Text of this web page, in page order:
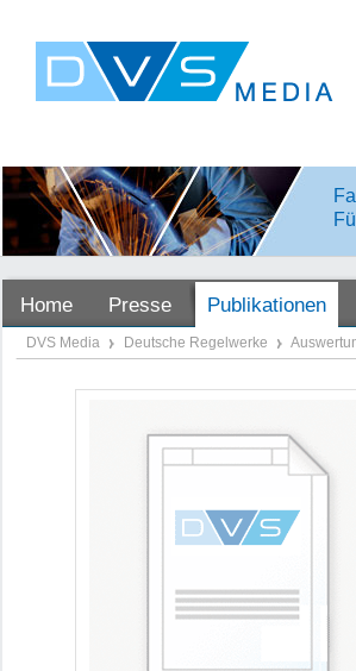
Home Presse Publikationen
DVS Media Deutsche Regelwerke